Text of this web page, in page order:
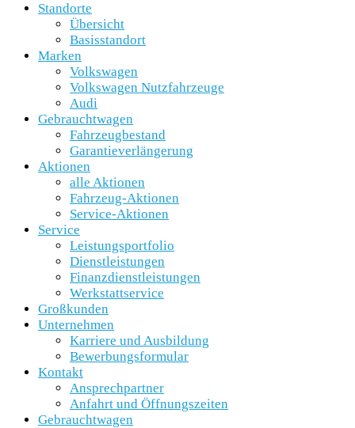
Standorte
Übersicht
Basisstandort
Marken
Volkswagen
Volkswagen Nutzfahrzeuge
Audi
Gebrauchtwagen
Fahrzeugbestand
Garantieverlängerung
Aktionen
alle Aktionen
Fahrzeug-Aktionen
Service-Aktionen
Service
Leistungsportfolio
Dienstleistungen
Finanzdienstleistungen
Werkstattservice
Großkunden
Unternehmen
Karriere und Ausbildung
Bewerbungsformular
Kontakt
Ansprechpartner
Anfahrt und Öffnungszeiten
Gebrauchtwagen